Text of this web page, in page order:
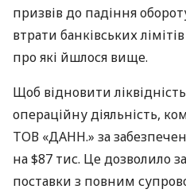
призвів до падіння
втрати банківських
про які йшлося вище.
Щоб відновити
операційну діяльність,
ТОВ «ДАНН.» за
на $87 тис. Це дозволило
поставки з повним